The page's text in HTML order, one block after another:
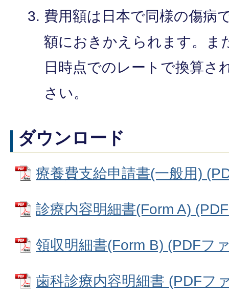
費用額は日本で同様の傷病
額におきかえられます。ま
日時点でのレートで換算さ
さい。
ダウンロード
療養費支給申請書(一般用)
診療内容明細書(Form A)
領収明細書(Form B) (PDFフ
歯科診療内容明細書 (PDFフ